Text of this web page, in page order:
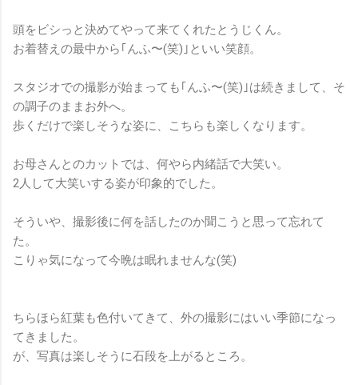
頭をビシっと決めてやって来てくれたとうじくん。
お着替えの最中から｢んふ〜(笑)｣といい笑顔。
スタジオでの撮影が始まっても｢んふ〜(笑)｣は続きまして、そ
の調子のままお外へ。
歩くだけで楽しそうな姿に、こちらも楽しくなります。
お母さんとのカットでは、何やら内緒話で大笑い。
2人して大笑いする姿が印象的でした。
そういや、撮影後に何を話したのか聞こうと思って忘れて
た。
こりゃ気になって今晩は眠れませんな(笑)
ちらほら紅葉も色付いてきて、外の撮影にはいい季節になっ
てきました。
が、写真は楽しそうに石段を上がるところ。